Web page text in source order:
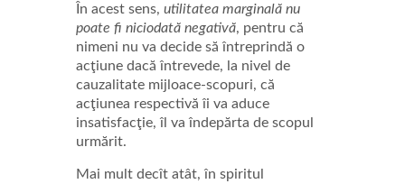
În acest sens, utilitatea marginală nu
poate fi niciodată negativă, pentru că
nimeni nu va decide să întreprindă o
acţiune dacă întrevede, la nivel de
cauzalitate mijloace-scopuri, că
acţiunea respectivă îi va aduce
insatisfacţie, îl va îndepărta de scopul
urmărit.
Mai mult decît atât, în spiritul